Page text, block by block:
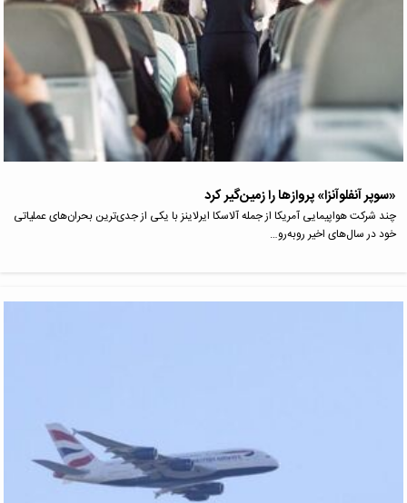
«سوپر آنفلوآنزا» پروازها را زمین‌گیر کرد
چند شرکت هواپیمایی آمریکا از جمله آلاسکا ایرلاینز با یکی از جدی‌ترین بحران‌های عملیاتی
خود در سال‌های اخیر روبه‌رو…